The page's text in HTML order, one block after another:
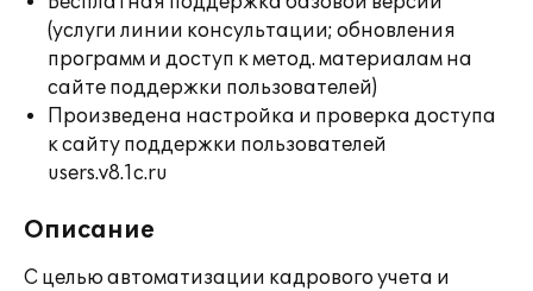
(услуги линии консультации; обновления
программ и доступ к метод. материалам на
сайте поддержки пользователей)
Произведена настройка и проверка доступа
к сайту поддержки пользователей
users.v8.1c.ru
Описание
С целью автоматизации кадрового учета и